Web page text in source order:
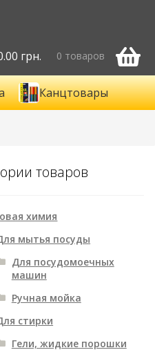
грн. 0 товаров
Канцтовары
товаров
химия
мытья посуды
Для посудомоечных
машин
Ручная мойка
стирки
Гели, жидкие порошки